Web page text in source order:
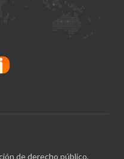
de derecho público,